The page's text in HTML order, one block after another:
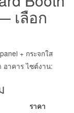
เลือก
+ กระจกใส
อาคาร ไซต์งาน:
ราคา